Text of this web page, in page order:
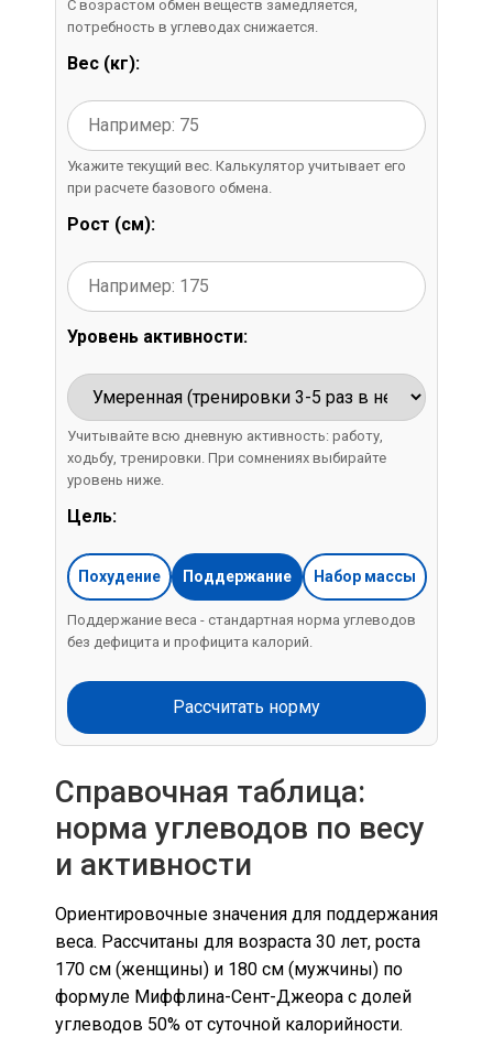
С возрастом обмен веществ замедляется,
потребность в углеводах снижается.
Вес (кг):
Укажите текущий вес. Калькулятор учитывает его
при расчете базового обмена.
Рост (см):
Уровень активности:
Учитывайте всю дневную активность: работу,
ходьбу, тренировки. При сомнениях выбирайте
уровень ниже.
Цель:
Похудение Поддержание Набор массы
Поддержание веса - стандартная норма углеводов
без дефицита и профицита калорий.
Рассчитать норму
Справочная таблица:
норма углеводов по весу
и активности
Ориентировочные значения для поддержания
веса. Рассчитаны для возраста 30 лет, роста
170 см (женщины) и 180 см (мужчины) по
формуле Миффлина-Сент-Джеора с долей
углеводов 50% от суточной калорийности.